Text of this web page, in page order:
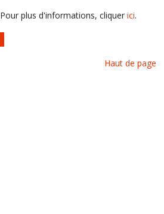
Pour plus d'informations, cliquer ici.
Haut de page